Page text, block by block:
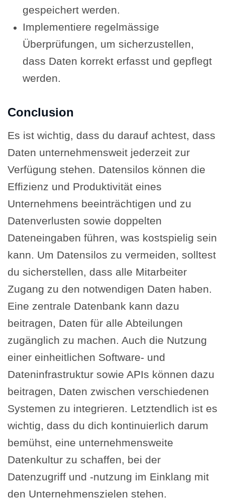
gespeichert werden.
Implementiere regelmässige
Überprüfungen, um sicherzustellen,
dass Daten korrekt erfasst und gepflegt
werden.
Conclusion
Es ist wichtig, dass du darauf achtest, dass
Daten unternehmensweit jederzeit zur
Verfügung stehen. Datensilos können die
Effizienz und Produktivität eines
Unternehmens beeinträchtigen und zu
Datenverlusten sowie doppelten
Dateneingaben führen, was kostspielig sein
kann. Um Datensilos zu vermeiden, solltest
du sicherstellen, dass alle Mitarbeiter
Zugang zu den notwendigen Daten haben.
Eine zentrale Datenbank kann dazu
beitragen, Daten für alle Abteilungen
zugänglich zu machen. Auch die Nutzung
einer einheitlichen Software- und
Dateninfrastruktur sowie APIs können dazu
beitragen, Daten zwischen verschiedenen
Systemen zu integrieren. Letztendlich ist es
wichtig, dass du dich kontinuierlich darum
bemühst, eine unternehmensweite
Datenkultur zu schaffen, bei der
Datenzugriff und -nutzung im Einklang mit
den Unternehmenszielen stehen.